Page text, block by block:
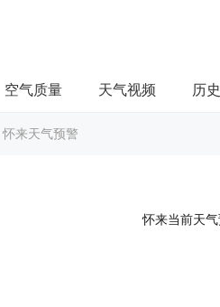
空气质量 天气视频 历
怀来天气预警
怀来当前天